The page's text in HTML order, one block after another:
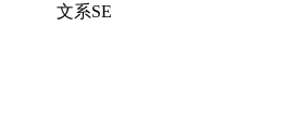
文系SE